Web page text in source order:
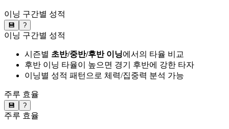
이닝 구간별 성적
💾 ?
이닝 구간별 성적
시즌별 초반/중반/후반 이닝에서의 타율 비교
후반 이닝 타율이 높으면 경기 후반에 강한 타자
이닝별 성적 패턴으로 체력/집중력 분석 가능
주루 효율
💾 ?
주루 효율